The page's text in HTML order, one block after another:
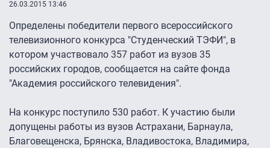
26.03.2015 13:46
Определены победители первого всероссийского
телевизионного конкурса "Студенческий ТЭФИ", в
котором участвовало 357 работ из вузов 35
российских городов, сообщается на сайте фонда
"Академия российского телевидения".
На конкурс поступило 530 работ. К участию были
допущены работы из вузов Астрахани, Барнаула,
Благовещенска, Брянска, Владивостока, Владимира,